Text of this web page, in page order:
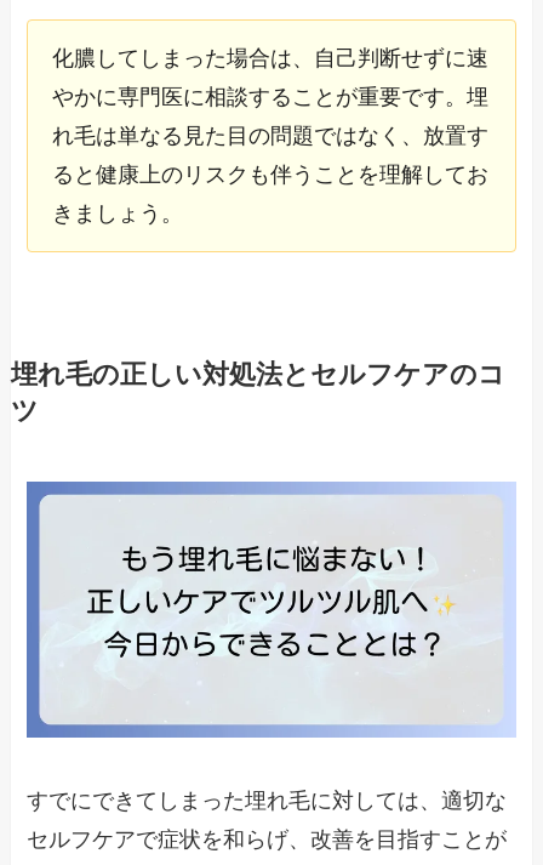
化膿してしまった場合は、自己判断せずに速
やかに専門医に相談することが重要です。埋
れ毛は単なる見た目の問題ではなく、放置す
ると健康上のリスクも伴うことを理解してお
きましょう。
埋れ毛の正しい対処法とセルフケアのコ
ツ
すでにできてしまった埋れ毛に対しては、適切な
セルフケアで症状を和らげ、改善を目指すことが